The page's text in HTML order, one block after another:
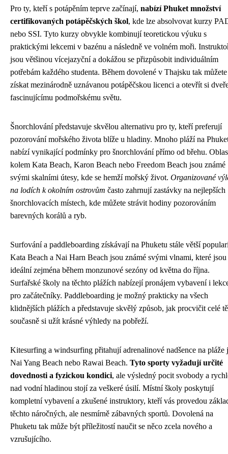
Pro ty, kteří s potápěním teprve začínají, nabízí Phuket množství
certifikovaných potápěčských škol, kde lze absolvovat kurzy
nebo SSI. Tyto kurzy obvykle kombinují teoretickou výuku s
praktickými lekcemi v bazénu a následně ve volném moři.
jsou většinou vícejazyční a dokážou se přizpůsobit individuálním
potřebám každého studenta. Během dovolené v Thajsku tak můžete
získat mezinárodně uznávanou potápěčskou licenci a otevřít si
fascinujícímu podmořskému světu.
Šnorchlování představuje skvělou alternativu pro ty, kteří preferují
pozorování mořského života blíže u hladiny. Mnoho pláží na
nabízí vynikající podmínky pro šnorchlování přímo od břehu.
kolem Kata Beach, Karon Beach nebo Freedom Beach jsou známé
svými skalními útesy, kde se hemží mořský život. Organizované
na lodích k okolním ostrovům často zahrnují zastávky na nejlepších
šnorchlovacích místech, kde můžete strávit hodiny pozorováním
barevných korálů a ryb.
Surfování a paddleboarding získávají na Phuketu stále větší
Kata Beach a Nai Harn Beach jsou známé svými vlnami, které jsou
ideální zejména během monzunové sezóny od května do října.
Surfařské školy na těchto plážích nabízejí pronájem vybavení i
pro začátečníky. Paddleboarding je možný prakticky na všech
klidnějších plážích a představuje skvělý způsob, jak procvičit celé
současně si užít krásné výhledy na pobřeží.
Kitesurfing a windsurfing přitahují adrenalinové nadšence na pláže
Nai Yang Beach nebo Rawai Beach. Tyto sporty vyžadují určité
dovednosti a fyzickou kondici, ale výsledný pocit svobody a
nad vodní hladinou stojí za veškeré úsilí. Místní školy poskytují
kompletní vybavení a zkušené instruktory, kteří vás provedou
těchto náročných, ale nesmírně zábavných sportů. Dovolená na
Phuketu tak může být příležitostí naučit se něco zcela nového a
vzrušujícího.